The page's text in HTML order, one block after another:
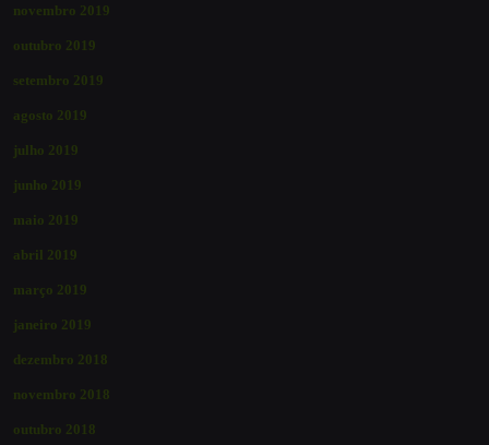
novembro 2019
outubro 2019
setembro 2019
agosto 2019
julho 2019
junho 2019
maio 2019
abril 2019
março 2019
janeiro 2019
dezembro 2018
novembro 2018
outubro 2018